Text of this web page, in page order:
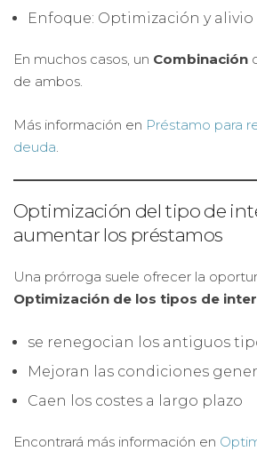
Enfoque: Optimización y alivio
En muchos casos, un Combinación
de ambos.
Más información en Préstamo para
deuda.
Optimización del tipo de
aumentar los préstamos
Una prórroga suele ofrecer la
Optimización de los tipos de
se renegocian los antiguos
Mejoran las condiciones
Caen los costes a largo plazo
Encontrará más información en